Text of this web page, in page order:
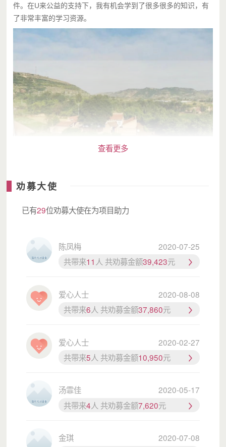
件。在U来公益的支持下，我有机会学到了很多很多的知识，有
了非常丰富的学习资源。
爸爸妈妈说我变了，变得突然长大了，性格比以前开朗了，在人
多的场合也会勇于表达自己的想法了。
我也觉得我自己变了，变得喜欢学习了，有理想了，知道如何去
查看更多
劝募大使
已有29位劝募大使在为项目助力
陈凤梅
2020-07-25
共带来11人 共劝募金额39,423元
爱心人士
2020-08-08
共带来6人 共劝募金额37,860元
爱心人士
2020-02-27
共带来5人 共劝募金额10,950元
汤霏佳
2020-05-17
共带来4人 共劝募金额7,620元
金琪
2020-07-08